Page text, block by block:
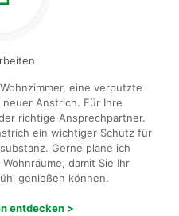
eine verputzte
Anstrich. Für Ihre
richtige Ansprechpartner.
ein wichtiger Schutz für
Gerne plane ich
damit Sie Ihr
genießen können.
entdecken >